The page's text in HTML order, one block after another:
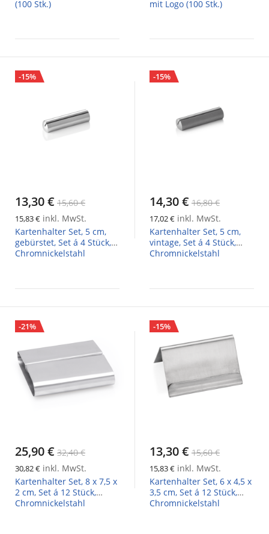
(100 Stk.) mit Logo (100 Stk.)
-15%
13,30 € 15,60 €
15,83 € inkl. MwSt.
Kartenhalter Set, 5 cm,
gebürstet, Set á 4 Stück,
Chromnickelstahl
-15%
14,30 € 16,80 €
17,02 € inkl. MwSt.
Kartenhalter Set, 5 cm,
vintage, Set á 4 Stück,
Chromnickelstahl
-21%
25,90 € 32,40 €
30,82 € inkl. MwSt.
Kartenhalter Set, 8 x 7,5 x
2 cm, Set á 12 Stück,
Chromnickelstahl
-15%
13,30 € 15,60 €
15,83 € inkl. MwSt.
Kartenhalter Set, 6 x 4,5 x
3,5 cm, Set á 12 Stück,
Chromnickelstahl